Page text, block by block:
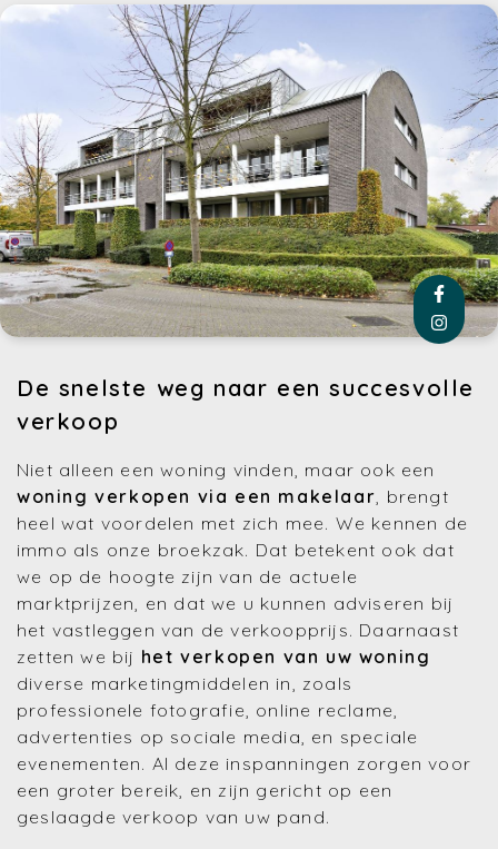
De snelste weg naar een succesvolle
verkoop
Niet alleen een woning vinden, maar ook een
woning verkopen via een makelaar, brengt
heel wat voordelen met zich mee. We kennen de
immo als onze broekzak. Dat betekent ook dat
we op de hoogte zijn van de actuele
marktprijzen, en dat we u kunnen adviseren bij
het vastleggen van de verkoopprijs. Daarnaast
zetten we bij het verkopen van uw woning
diverse marketingmiddelen in, zoals
professionele fotografie, online reclame,
advertenties op sociale media, en speciale
evenementen. Al deze inspanningen zorgen voor
een groter bereik, en zijn gericht op een
geslaagde verkoop van uw pand.